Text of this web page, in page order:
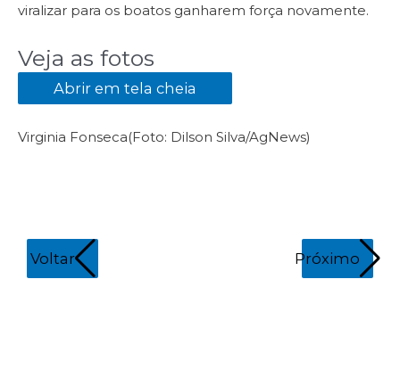
viralizar para os boatos ganharem força novamente.
Veja as fotos
Abrir em tela cheia
Virginia Fonseca(Foto: Dilson Silva/AgNews)
Voltar Próximo